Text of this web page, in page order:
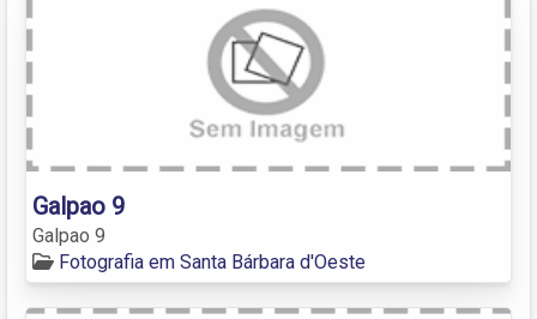
Galpao 9
Galpao 9
Fotografia em Santa Bárbara d'Oeste